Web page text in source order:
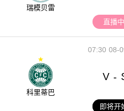
瑞模贝雷
直播中
08-
07:30
科里蒂巴
V -
即将开